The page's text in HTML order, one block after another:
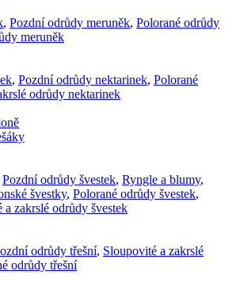
, Pozdní odrůdy meruněk, Polorané odrůdy
meruněk
, Pozdní odrůdy nektarinek, Polorané
odrůdy nektarinek
Pozdní odrůdy švestek, Ryngle a blumy,
švestky, Polorané odrůdy švestek,
a zakrslé odrůdy švestek
odrůdy třešní, Sloupovité a zakrslé
odrůdy třešní